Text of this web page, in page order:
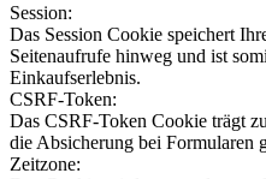
Session:
Das Session Cookie speichert
Seitenaufrufe hinweg und ist
Einkaufserlebnis.
CSRF-Token:
Das CSRF-Token Cookie trägt
die Absicherung bei Formularen
Zeitzone: